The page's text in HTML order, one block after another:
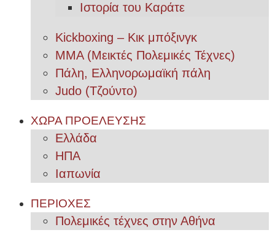
Ιστορία του Καράτε
Kickboxing – Κικ μπόξινγκ
MMA (Μεικτές Πολεμικές Τέχνες)
Πάλη, Ελληνορωμαϊκή πάλη
Judo (Τζούντο)
ΧΩΡΑ ΠΡΟΕΛΕΥΣΗΣ
Ελλάδα
ΗΠΑ
Ιαπωνία
ΠΕΡΙΟΧΕΣ
Πολεμικές τέχνες στην Αθήνα